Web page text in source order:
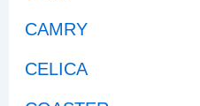
CAMRY
CELICA